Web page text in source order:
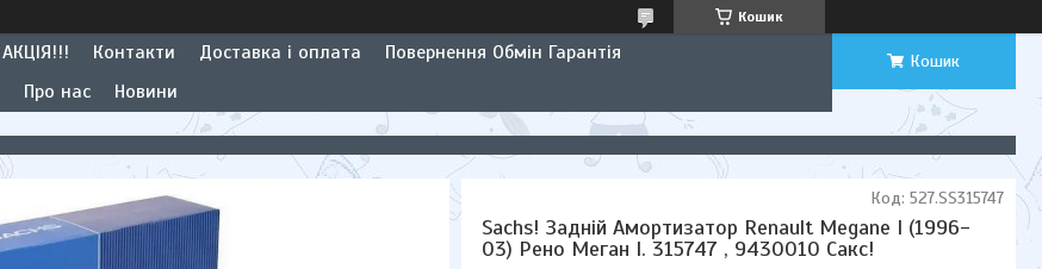
Кошик
АКЦІЯ!!! Контакти Доставка і оплата
Повернення Обмін Гарантія
Про нас Новини
Кошик
Sachs! Задній Амортизатор Renault Megane I (1996-
03) Рено Меган I. 315747 , 9430010 Сакс!
Код: 527.SS315747